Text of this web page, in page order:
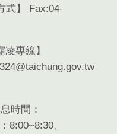
式】 Fax:04-
專線】
時間：
8:00~8:30、